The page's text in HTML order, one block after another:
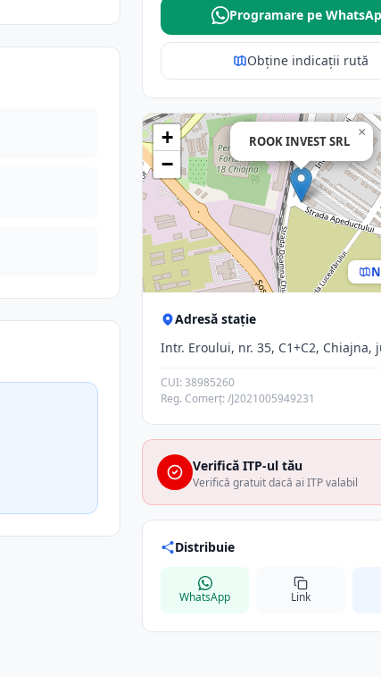
Programare pe
Obține indicații rută
ROOK INVEST SRL
×
+
−
Adresă stație
Intr. Eroului, nr. 35, C1+C2, Chiajna,
CUI: 38985260
Reg. Comerț: /J2021005949231
Verifică ITP-ul tău
Verifică gratuit dacă ai ITP valabil
Distribuie
WhatsApp Link